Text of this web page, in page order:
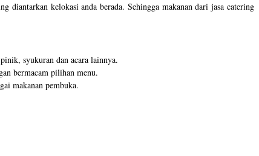
diantarkan kelokasi anda berada. Sehingga makanan dari jasa catering
syukuran dan acara lainnya.
bermacam pilihan menu.
makanan pembuka.